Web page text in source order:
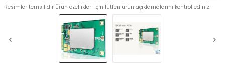
Resimler temsilidir Ürün özellikleri için lütfen ürün açıklamalarını kontrol ediniz